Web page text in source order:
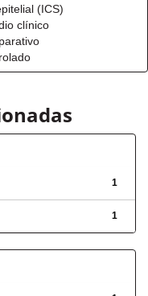
(ICS)
clínico
1
1